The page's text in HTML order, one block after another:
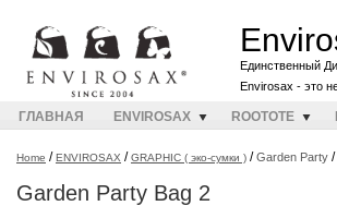
Единственный
Envirosax - это
ГЛАВНАЯ ENVIROSAX ROOTOTE
Home /ENVIROSAX /GRAPHIC ( эко-сумки ) /Garden Party /
Garden Party Bag 2